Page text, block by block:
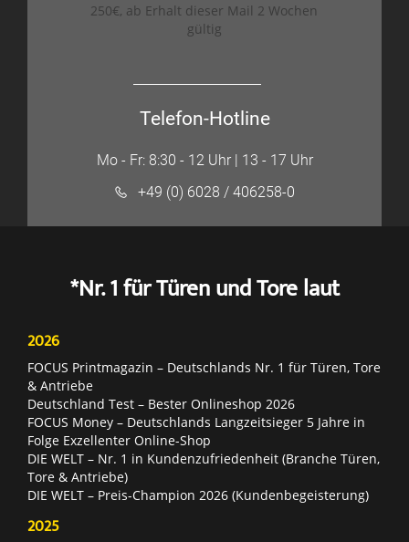
250€, ab Erhalt dieser Mail 2 Wochen
gültig
Telefon-Hotline
Mo - Fr: 8:30 - 12 Uhr | 13 - 17 Uhr
+49 (0) 6028 / 406258-0
*Nr. 1 für Türen und Tore laut
2026
FOCUS Printmagazin – Deutschlands Nr. 1 für Türen, Tore
& Antriebe
Deutschland Test – Bester Onlineshop 2026
FOCUS Money – Deutschlands Langzeitsieger 5 Jahre in
Folge Exzellenter Online-Shop
DIE WELT – Nr. 1 in Kundenzufriedenheit (Branche Türen,
Tore & Antriebe)
DIE WELT – Preis-Champion 2026 (Kundenbegeisterung)
2025